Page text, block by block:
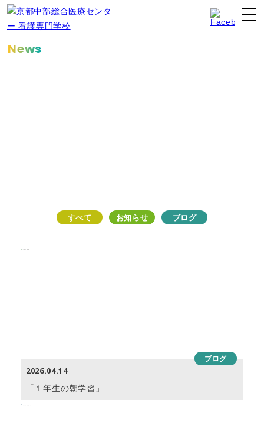
News
すべて お知らせ ブログ
ブログ
2026.04.14
「１年生の朝学習」